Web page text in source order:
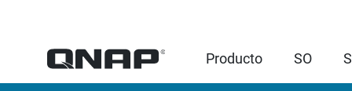
Producto SO